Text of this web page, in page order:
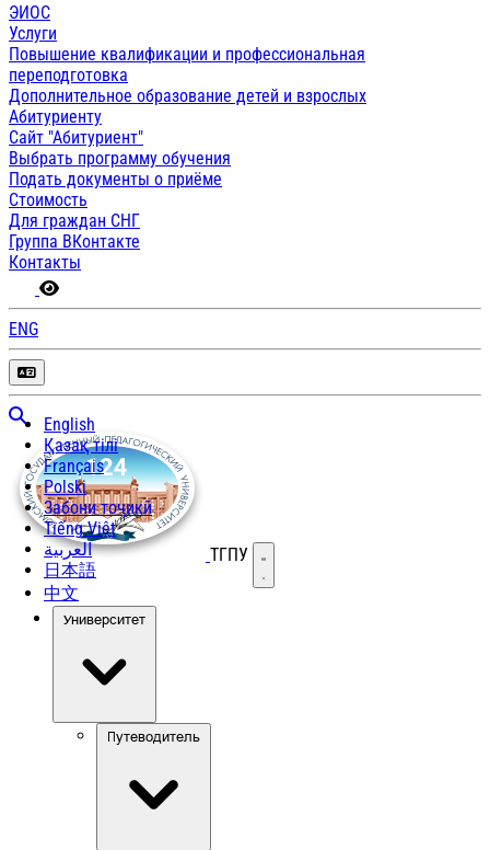
ЭИОС
Услуги
Повышение квалификации и профессиональная
переподготовка
Дополнительное образование детей и взрослых
Абитуриенту
Сайт "Абитуриент"
Выбрать программу обучения
Подать документы о приёме
Стоимость
Для граждан СНГ
Группа ВКонтакте
Контакты
ENG
English
Қазақ тілі
Français
Polski
Забони тоҷикӣ
Tiếng Việt
العربية
日本語
中文
ТГПУ Открыть меню
Университет
Путеводитель